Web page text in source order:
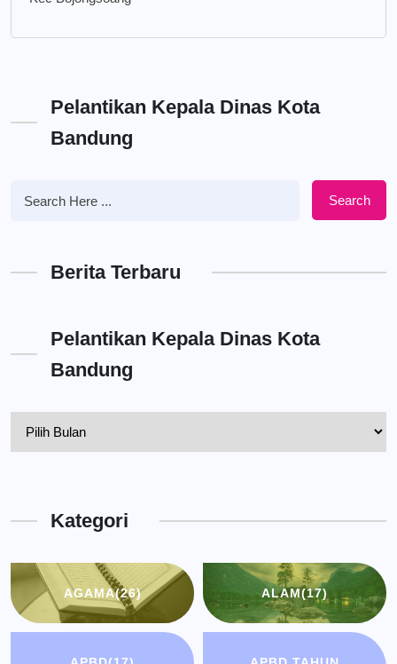
Pelantikan Kepala Dinas Kota
Bandung
Search
Berita Terbaru
Pelantikan Kepala Dinas Kota
Bandung
BandungKategori
AGAMA(26) ALAM(17)